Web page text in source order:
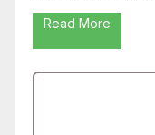
Read More